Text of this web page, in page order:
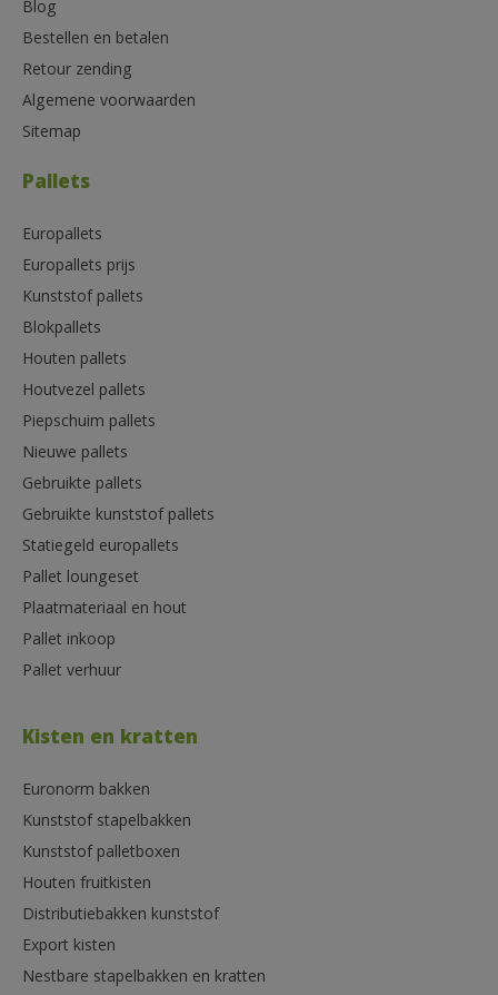
Blog
Bestellen en betalen
Retour zending
Algemene voorwaarden
Sitemap
Pallets
Europallets
Europallets prijs
Kunststof pallets
Blokpallets
Houten pallets
Houtvezel pallets
Piepschuim pallets
Nieuwe pallets
Gebruikte pallets
Gebruikte kunststof pallets
Statiegeld europallets
Pallet loungeset
Plaatmateriaal en hout
Pallet inkoop
Pallet verhuur
Kisten en kratten
Euronorm bakken
Kunststof stapelbakken
Kunststof palletboxen
Houten fruitkisten
Distributiebakken kunststof
Export kisten
Nestbare stapelbakken en kratten